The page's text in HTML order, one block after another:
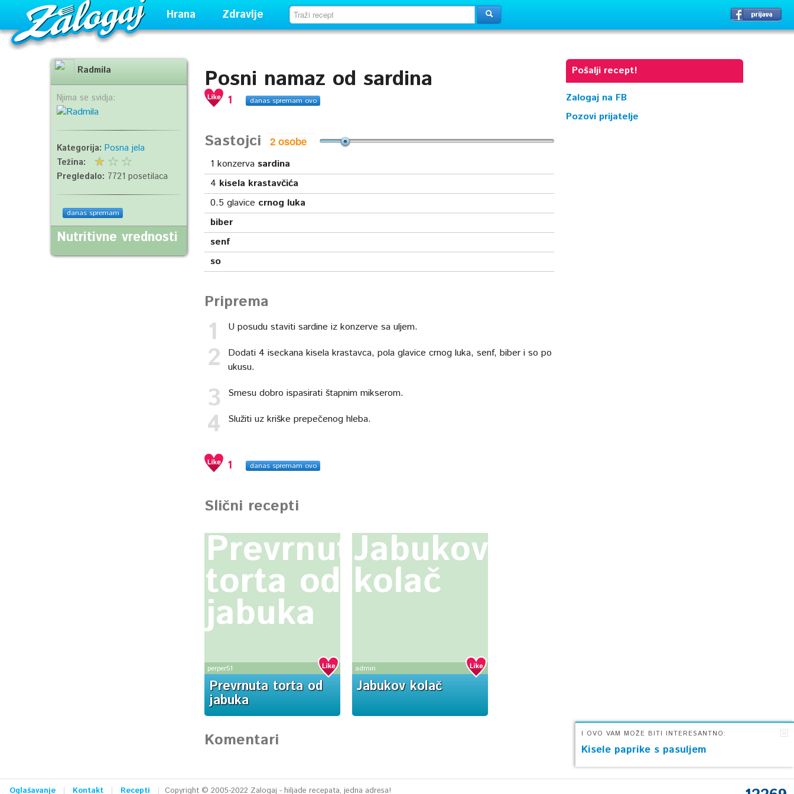
Hrana Zdravlje
Posni namaz od sardina
1 danas spremam ovo
Sastojci
1 konzerva sardina
4 kisela krastavčića
0.5 glavice crnog luka
biber
senf
so
Priprema
U posudu staviti sardine iz konzerve sa uljem.
Dodati 4 iseckana kisela krastavca, pola glavice crnog luka, senf, biber i so po
ukusu.
Smesu dobro ispasirati štapnim mikserom.
Služiti uz kriške prepečenog hleba.
1 danas spremam ovo
Slični recepti
Prevrnuta
torta od
jabuka
perper51
Prevrnuta torta od
jabuka
Jabukov
kolač
admin
Jabukov kolač
Komentari
Radmila
Njima se svidja:
Kategorija: Posna jela
Težina:
Pregledalo: 7721 posetilaca
danas spremam
Nutritivne vrednosti
Pošalji recept!
Zalogaj na FB
Pozovi prijatelje
I OVO VAM MOŽE BITI INTERESANTNO:
Kisele paprike s pasuljem
Oglašavanje Kontakt Recepti Copyright © 2005-2022 Zalogaj - hiljade recepata, jedna adresa!